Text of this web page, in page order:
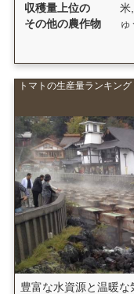
収穫量上位の
その他の農作物
米
トマトの生産量ランキング
豊富な水資源と温暖